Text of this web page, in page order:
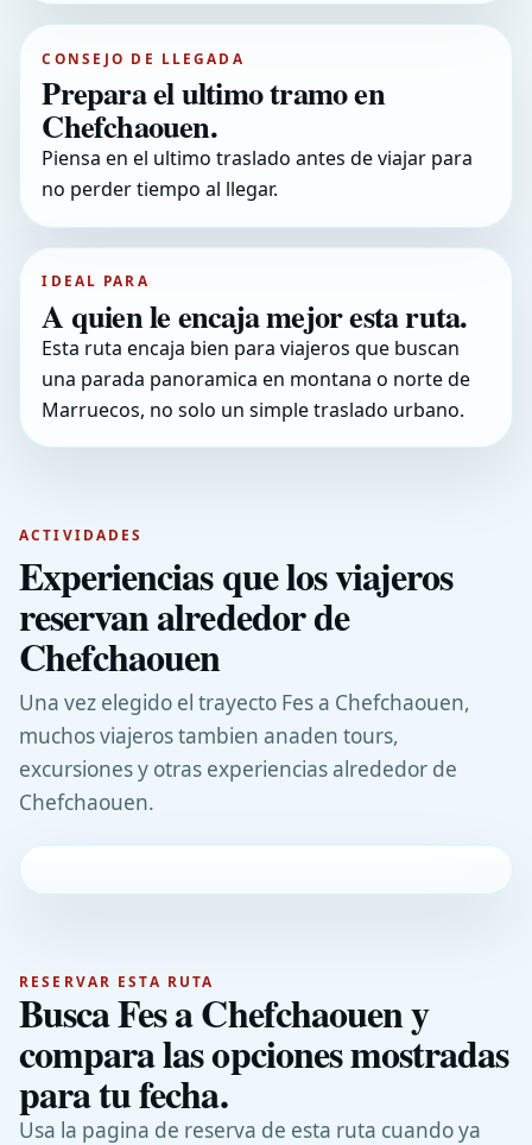
CONSEJO DE LLEGADA
Prepara el ultimo tramo en
Chefchaouen.
Piensa en el ultimo traslado antes de viajar para
no perder tiempo al llegar.
IDEAL PARA
A quien le encaja mejor esta ruta.
Esta ruta encaja bien para viajeros que buscan
una parada panoramica en montana o norte de
Marruecos, no solo un simple traslado urbano.
ACTIVIDADES
Experiencias que los viajeros
reservan alrededor de
Chefchaouen
Una vez elegido el trayecto Fes a Chefchaouen,
muchos viajeros tambien anaden tours,
excursiones y otras experiencias alrededor de
Chefchaouen.
RESERVAR ESTA RUTA
Busca Fes a Chefchaouen y
compara las opciones mostradas
para tu fecha.
Usa la pagina de reserva de esta ruta cuando ya